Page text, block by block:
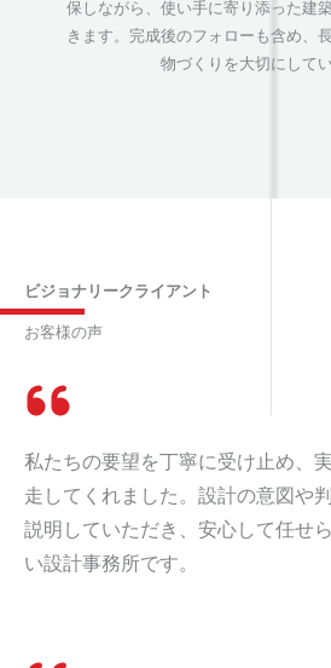
保しながら、使い手に寄り添った建
きます。完成後のフォローも含め、
物づくりを大切にしてい
ビジョナリークライアント
お客様の声
私たちの要望を丁寧に受け止め、
走してくれました。設計の意図や
説明していただき、安心して任せ
い設計事務所です。